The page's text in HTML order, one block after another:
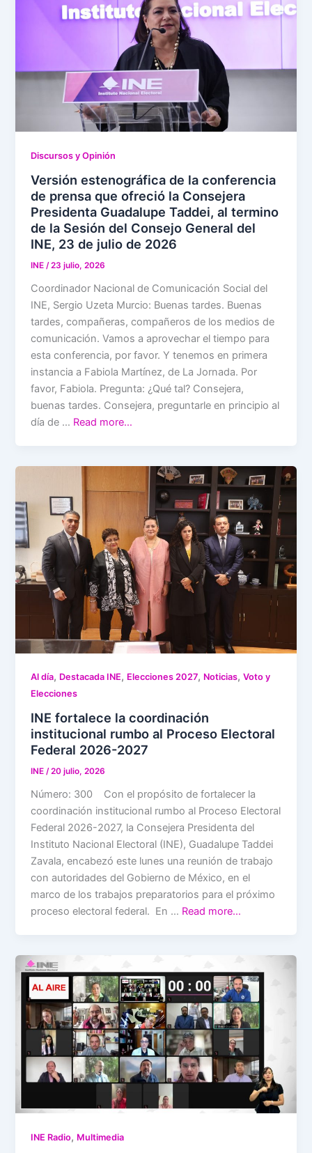
Discursos y Opinión
Versión estenográfica de la conferencia
de prensa que ofreció la Consejera
Presidenta Guadalupe Taddei, al termino
de la Sesión del Consejo General del
INE, 23 de julio de 2026
INE/23 julio, 2026
Coordinador Nacional de Comunicación Social del
INE, Sergio Uzeta Murcio: Buenas tardes. Buenas
tardes, compañeras, compañeros de los medios de
comunicación. Vamos a aprovechar el tiempo para
esta conferencia, por favor. Y tenemos en primera
instancia a Fabiola Martínez, de La Jornada. Por
favor, Fabiola. Pregunta: ¿Qué tal? Consejera,
buenas tardes. Consejera, preguntarle en principio al
día de … Read more…
Al día, Destacada INE, Elecciones 2027, Noticias,Voto y
Elecciones
INE fortalece la coordinación
institucional rumbo al Proceso Electoral
Federal 2026-2027
INE/20 julio, 2026
Número: 300 Con el propósito de fortalecer la
coordinación institucional rumbo al Proceso Electoral
Federal 2026-2027, la Consejera Presidenta del
Instituto Nacional Electoral (INE), Guadalupe Taddei
Zavala, encabezó este lunes una reunión de trabajo
con autoridades del Gobierno de México, en el
marco de los trabajos preparatorios para el próximo
proceso electoral federal. En … Read more…
INE Radio, Multimedia